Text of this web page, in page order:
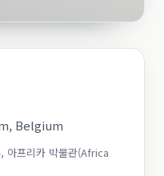
Belgium
아프리카 박물관(Africa